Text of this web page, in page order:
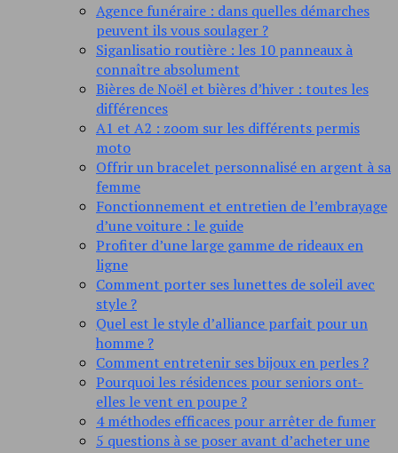
Agence funéraire : dans quelles démarches
peuvent ils vous soulager ?
Siganlisatio routière : les 10 panneaux à
connaître absolument
Bières de Noël et bières d’hiver : toutes les
différences
A1 et A2 : zoom sur les différents permis
moto
Offrir un bracelet personnalisé en argent à sa
femme
Fonctionnement et entretien de l’embrayage
d’une voiture : le guide
Profiter d’une large gamme de rideaux en
ligne
Comment porter ses lunettes de soleil avec
style ?
Quel est le style d’alliance parfait pour un
homme ?
Comment entretenir ses bijoux en perles ?
Pourquoi les résidences pour seniors ont-
elles le vent en poupe ?
4 méthodes efficaces pour arrêter de fumer
5 questions à se poser avant d’acheter une